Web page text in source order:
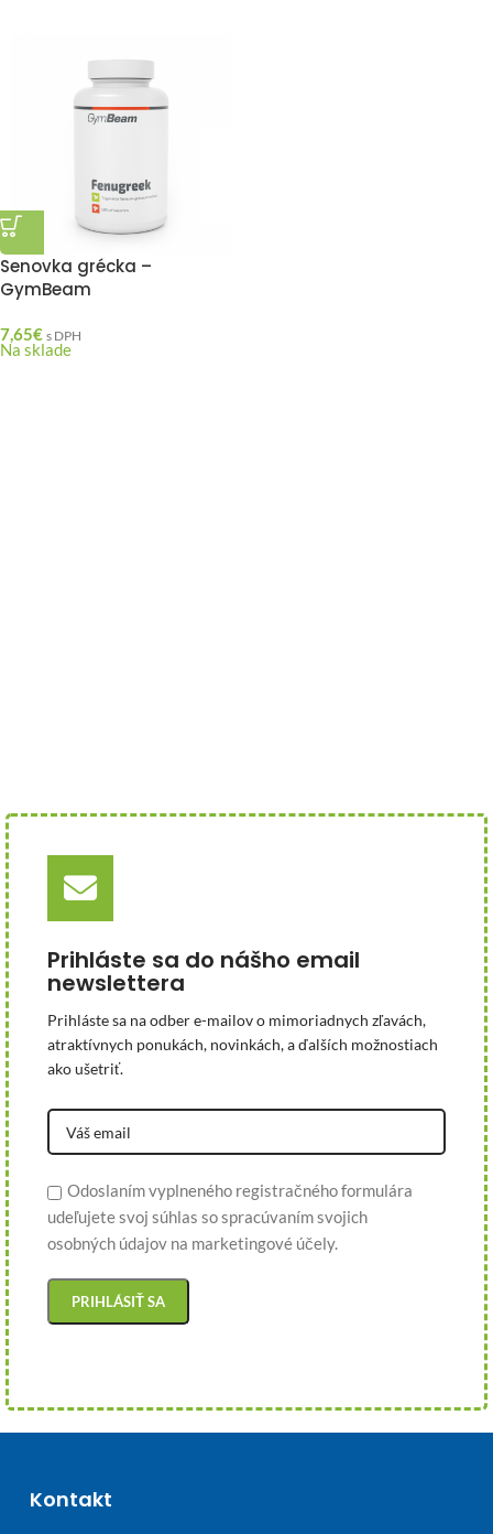
Senovka grécka –
GymBeam
7,65€ s DPH
Na sklade
Prihláste sa do nášho email
newslettera
Prihláste sa na odber e-mailov o mimoriadnych zľavách,
atraktívnych ponukách, novinkách, a ďalších možnostiach
ako ušetriť.
Odoslaním vyplneného registračného formulára
udeľujete svoj súhlas so spracúvaním svojich
osobných údajov na marketingové účely.
Kontakt